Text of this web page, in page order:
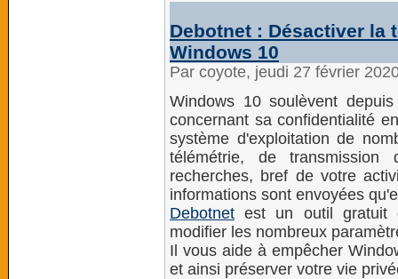
Debotnet : Désactiver la
Windows 10
Par coyote, jeudi 27 février
Windows 10 soulèvent
concernant sa confidentialité
système d'exploitation de
télémétrie, de
recherches, bref de votre
informations sont envoyées
Debotnet est un outil gratuit
modifier les nombreux
Il vous aide à empêcher
et ainsi préserver votre vie